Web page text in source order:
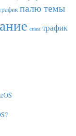
палю темы
спам трафик